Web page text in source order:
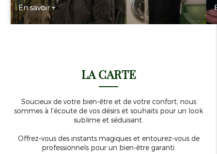
En savoir +
LA CARTE
Soucieux de votre bien-être et de votre confort, nous
sommes à l'écoute de vos désirs et souhaits pour un look
sublime et séduisant.
Offrez-vous des instants magiques et entourez-vous de
professionnels pour un bien-être garanti.